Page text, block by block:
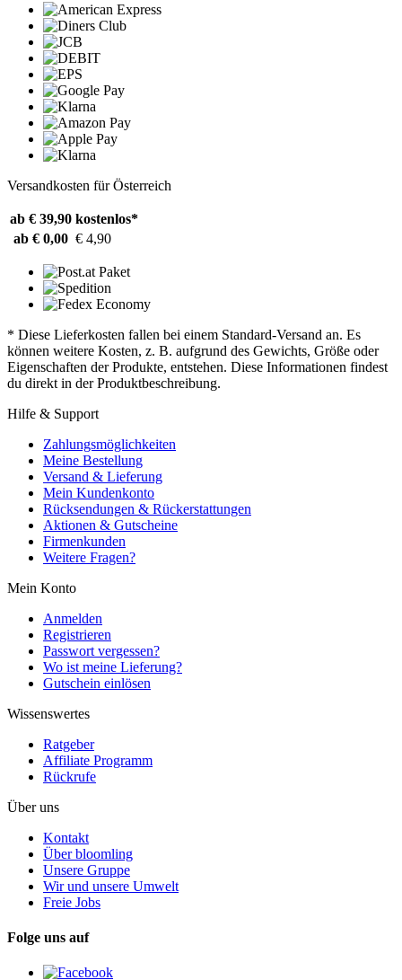
Versandkosten für Österreich
ab € 39,90 kostenlos*
ab € 0,00 € 4,90
* Diese Lieferkosten fallen bei einem Standard-Versand an. Es
können weitere Kosten, z. B. aufgrund des Gewichts, Größe oder
Eigenschaften der Produkte, entstehen. Diese Informationen findest
du direkt in der Produktbeschreibung.
Hilfe & Support
Zahlungsmöglichkeiten
Meine Bestellung
Versand & Lieferung
Mein Kundenkonto
Rücksendungen & Rückerstattungen
Aktionen & Gutscheine
Firmenkunden
Weitere Fragen?
Mein Konto
Anmelden
Registrieren
Passwort vergessen?
Wo ist meine Lieferung?
Gutschein einlösen
Wissenswertes
Ratgeber
Affiliate Programm
Rückrufe
Über uns
Kontakt
Über bloomling
Unsere Gruppe
Wir und unsere Umwelt
Freie Jobs
Folge uns auf